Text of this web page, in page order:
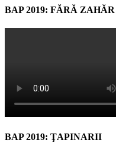
BAP 2019: FĂRĂ ZAHĂR
BAP 2019: ŢAPINARII